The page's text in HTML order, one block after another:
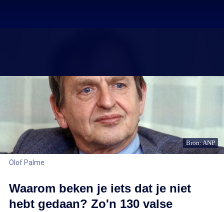
Bron: ANP
Olof Palme
Waarom beken je iets dat je niet
hebt gedaan? Zo'n 130 valse